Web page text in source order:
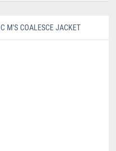
M'S COALESCE JACKET